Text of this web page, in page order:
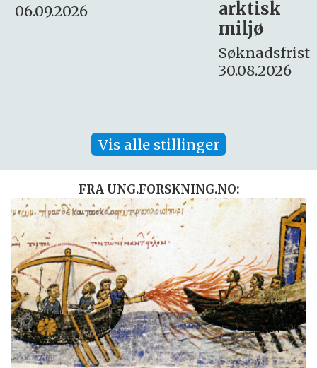
Søknadsfrist:
16. august.
Vis alle stillinger
FRA UNG.FORSKNING.NO: